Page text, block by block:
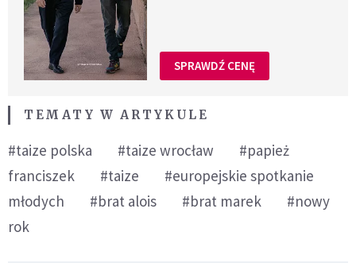
SPRAWDŹ CENĘ
TEMATY W ARTYKULE
#taize polska #taize wrocław
#papież
franciszek
#taize
#europejskie spotkanie
młodych
#brat alois #brat marek
#nowy
rok